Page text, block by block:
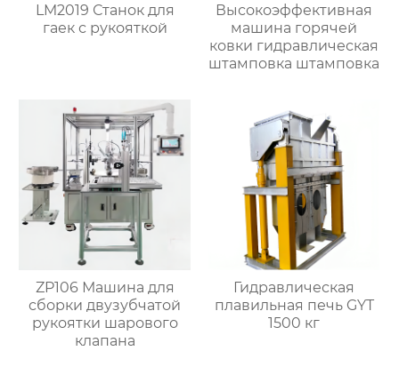
LM2019 Станок для
гаек с рукояткой
Высокоэффективная
машина горячей
ковки гидравлическая
штамповка штамповка
ZP106 Машина для
сборки двузубчатой
рукоятки шарового
клапана
Гидравлическая
плавильная печь GYT
1500 кг